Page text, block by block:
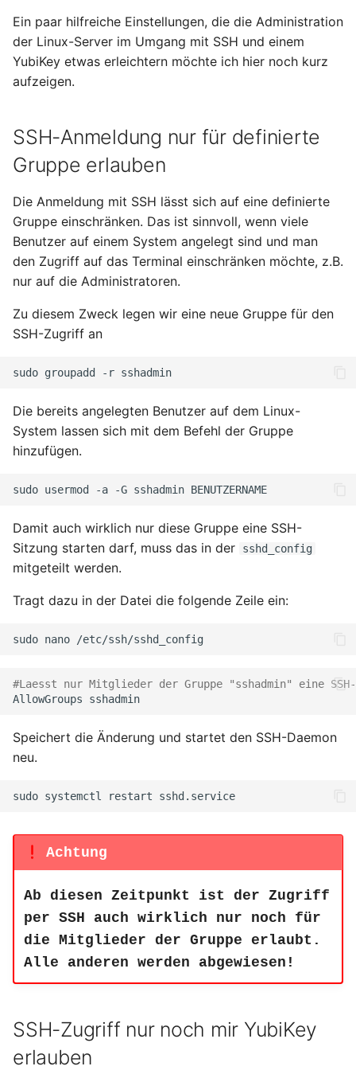
Januar 2023
Dezember 2022
November 2022
Oktober 2022
September 2022
August 2022
Juli 2022
Juni 2022
Mai 2022
März 2022
Februar 2022
Dezember 2021
November 2021
Oktober 2021
September 2021
Juni 2021
April 2021
März 2021
Februar 2021
Januar 2021
Dezember 2020
November 2020
September 2020
August 2020
Ein paar hilfreiche Einstellungen, die die Administration
der Linux-Server im Umgang mit SSH und einem
YubiKey etwas erleichtern möchte ich hier noch kurz
aufzeigen.
SSH-Anmeldung nur für definierte
Gruppe erlauben
Die Anmeldung mit SSH lässt sich auf eine definierte
Gruppe einschränken. Das ist sinnvoll, wenn viele
Benutzer auf einem System angelegt sind und man
den Zugriff auf das Terminal einschränken möchte, z.B.
nur auf die Administratoren.
Zu diesem Zweck legen wir eine neue Gruppe für den
SSH-Zugriff an
sudo groupadd -r
Die bereits angelegten Benutzer auf dem Linux-
System lassen sich mit dem Befehl der Gruppe
hinzufügen.
sudo usermod -a -G sshadmin
Damit auch wirklich nur diese Gruppe eine SSH-
Sitzung starten darf, muss das in der
sshd_config
mitgeteilt werden.
Tragt dazu in der Datei die folgende Zeile ein:
sudo nano
#Laesst nur Mitglieder der Gruppe "sshadmin" eine
AllowGroups
Speichert die Änderung und startet den SSH-Daemon
neu.
sudo systemctl restart
Achtung
Ab diesen Zeitpunkt ist der Zugriff
per SSH auch wirklich nur noch für
die Mitglieder der Gruppe erlaubt.
Alle anderen werden abgewiesen!
SSH-Zugriff nur noch mir YubiKey
erlauben